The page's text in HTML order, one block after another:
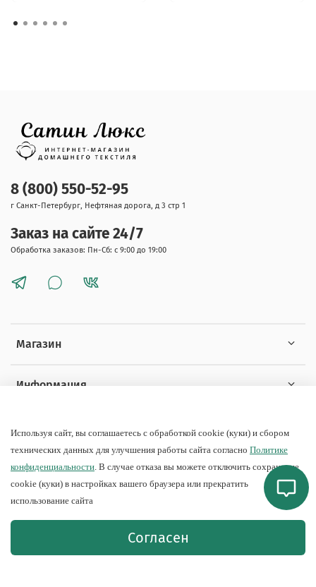
Магазин
Информация
8 (800) 550-52-95
г Санкт-Петербург, Нефтяная дорога, д 3 стр 1
Заказ на сайте 24/7
Обработка заказов: Пн-Сб: с 9:00 до 19:00
© 2019-2026 Интернет-магазин Сатин Люкс.Доставка по всей
Используя сайт, вы соглашаетесь с обработкой cookie (куки) и сбором
технических данных для улучшения работы сайта согласно Политике
конфиденциальности. В случае отказа вы можете отключить сохранение
cookie (куки) в настройках вашего браузера или прекратить
использование сайта
Согласен